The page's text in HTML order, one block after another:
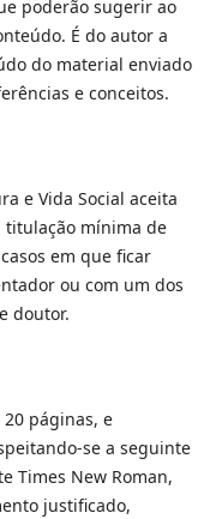
poderão sugerir ao
É do autor a
do material enviado
e conceitos.
e Vida Social aceita
mínima de
em que ficar
ou com um dos
doutor.
páginas, e
se a seguinte
Times New Roman,
justificado,